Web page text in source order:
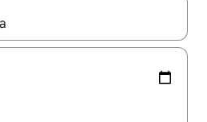
zijn, maak je een keuze